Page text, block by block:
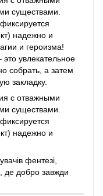
существами.
надежно и
и героизма!
увлекательное
собрать, а затем
закладку.
с отважными
существами.
надежно и
фентезі,
де добро завжди